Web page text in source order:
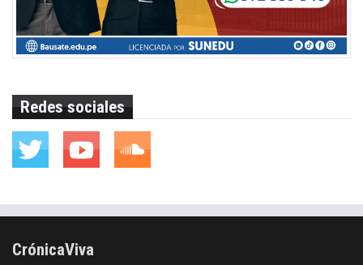
Redes sociales
CrónicaViva